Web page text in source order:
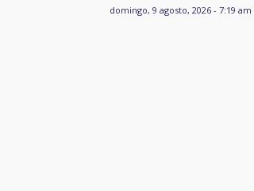
domingo, 9 agosto, 2026 - 7:19 am